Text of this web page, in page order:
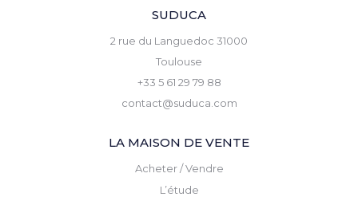
SUDUCA
2 rue du Languedoc 31000
Toulouse
+33 5 61 29 79 88
contact@suduca.com
LA MAISON DE VENTE
Acheter / Vendre
L’étude